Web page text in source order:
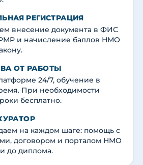
РЕГИСТРАЦИЯ
внесение документа в ФИС
и начисление баллов НМО
ОТ РАБОТЫ
24/7, обучение в
При необходимости
бесплатно.
на каждом шаге: помощь с
договором и порталом НМО
до диплома.